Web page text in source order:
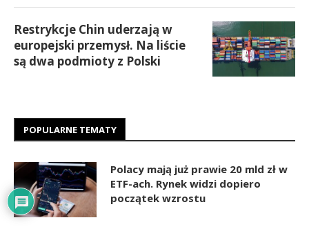
Restrykcje Chin uderzają w
europejski przemysł. Na liście
są dwa podmioty z Polski
POPULARNE TEMATY
Polacy mają już prawie 20 mld zł w
ETF-ach. Rynek widzi dopiero
początek wzrostu